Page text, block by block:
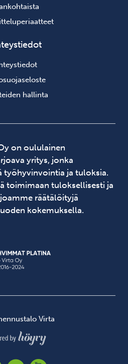
hallinta
on oululainen
yritys, jonka
työhyvinvointia ja tuloksia.
toimimaan tuloksellisesti ja
räätälöityjä
kokemuksella.
Virta